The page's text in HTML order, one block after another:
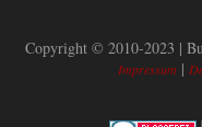
Copyright © 2010-2023 |
Impressum |